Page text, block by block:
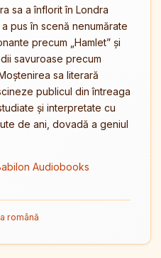
sa a înflorit în Londra
pus în scenă nenumărate
precum „Hamlet” și
savuroase precum
sa literară
publicul din întreaga
și interpretate cu
de ani, dovadă a geniul
Audiobooks
română